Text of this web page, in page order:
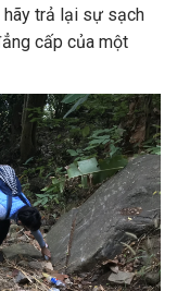
hãy trả lại sự sạch
cấp của một